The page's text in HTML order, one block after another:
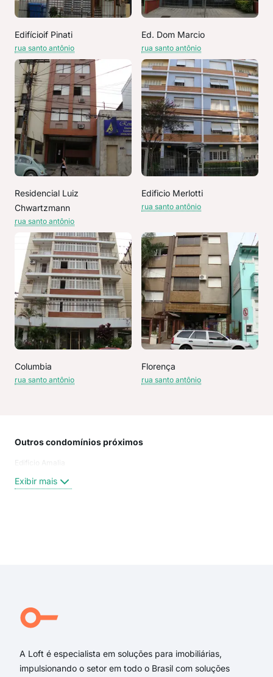
Edifícioif Pinati
rua santo antônio
Ed. Dom Marcio
rua santo antônio
Residencial Luiz
Chwartzmann
rua santo antônio
Edificio Merlotti
rua santo antônio
Columbia
rua santo antônio
Florença
rua santo antônio
Outros condomínios próximos
Edifício Amalia
Exibir mais
A Loft é especialista em soluções para imobiliárias,
impulsionando o setor em todo o Brasil com soluções